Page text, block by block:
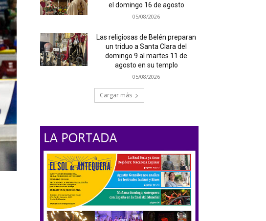
el domingo 16 de agosto
05/08/2026
Las religiosas de Belén preparan
un triduo a Santa Clara del
domingo 9 al martes 11 de
agosto en su templo
05/08/2026
Cargar más